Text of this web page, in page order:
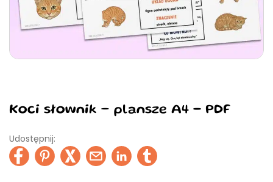
Koci słownik – plansze A4 - PDF
Udostępnij: